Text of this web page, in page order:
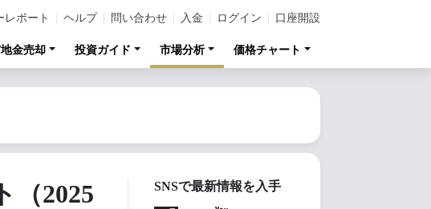
レポート ヘルプ 問い合わせ 入金 ログイン 口座開設
金売却 投資ガイド 市場分析 価格チャート
（2025
SNSで最新情報を入手